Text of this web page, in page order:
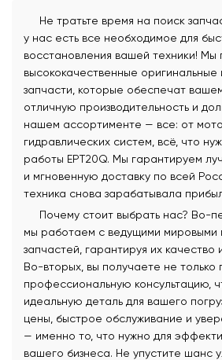
Не тратьте время на поиск
у нас есть все необходимое для
восстановления вашей техники! Мы
высококачественные
запчасти, которые обеспечат
отличную производительность и
нашем ассортименте — все: от
гидравлических систем, всё, что
работы EPT20Q. Мы гарантируем
и мгновенную доставку по всей
техника снова зарабатывала
Почему стоит выбрать нас? Во-
мы работаем с ведущими мировыми
запчастей, гарантируя их качество
Во-вторых, вы получаете не только
профессиональную консультацию,
идеальную деталь для вашего
цены, быстрое обслуживание и
— именно то, что нужно для
вашего бизнеса. Не упустите шанс